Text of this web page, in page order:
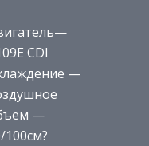
CDI
—
—
100см?